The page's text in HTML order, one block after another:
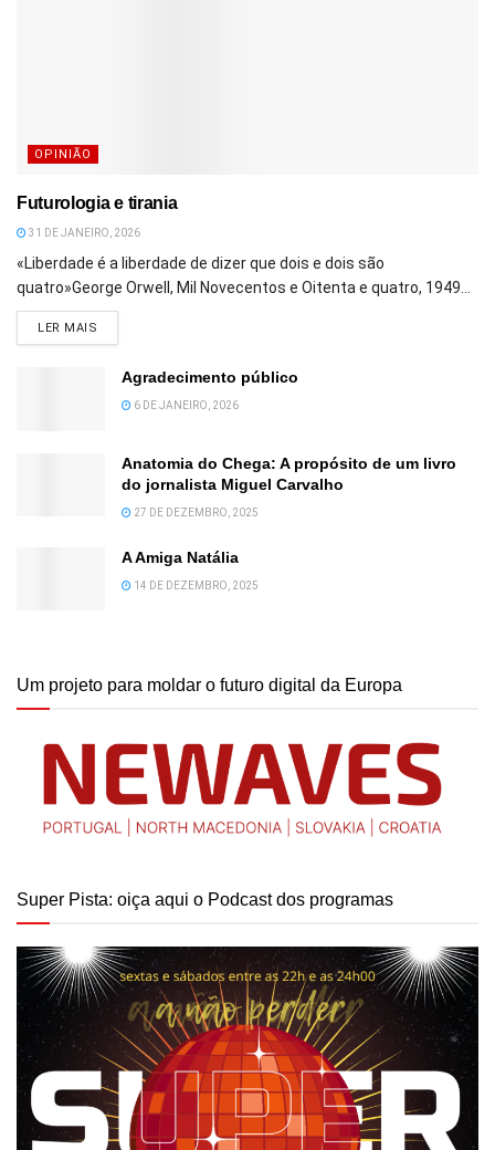
OPINIÃO
Futurologia e tirania
31 DE JANEIRO, 2026
«Liberdade é a liberdade de dizer que dois e dois são
quatro»George Orwell, Mil Novecentos e Oitenta e quatro, 1949...
LER MAIS
Agradecimento público
6 DE JANEIRO, 2026
Anatomia do Chega: A propósito de um livro
do jornalista Miguel Carvalho
27 DE DEZEMBRO, 2025
A Amiga Natália
14 DE DEZEMBRO, 2025
Um projeto para moldar o futuro digital da Europa
Super Pista: oiça aqui o Podcast dos programas